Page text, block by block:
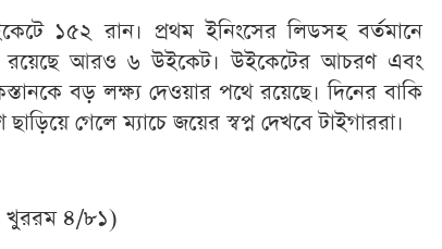
১৫২ রান। প্রথম ইনিংসের লিডসহ বর্তমানে
রয়েছে আরও ৬ উইকেট। উইকেটের আচরণ এবং
বড় লক্ষ্য দেওয়ার পথে রয়েছে। দিনের বাকি
গেলে ম্যাচে জয়ের স্বপ্ন দেখবে টাইগাররা।
খুররম ৪/৮১)